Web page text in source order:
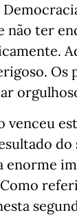
não ter
Os
enorme